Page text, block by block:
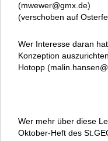
(mwewer@gmx.de)
(verschoben auf
Wer Interesse daran
Konzeption
Hotopp
Wer mehr über diese
Oktober-Heft des